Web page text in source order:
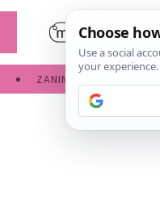
ZANIMLJIVOSTI